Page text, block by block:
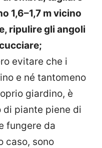
1,6–1,7 m vicino
ripulire gli angoli
evitare che i
e né tantomeno
giardino, è
di piante piene di
fungere da
caso, sono